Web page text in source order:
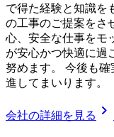
で得た経験と知識を
の工事のご提案をさ
心、安全な仕事をモ
が安心かつ快適に過
努めます。 今後も
進してまいります。
会社の詳細を見る chevron_right